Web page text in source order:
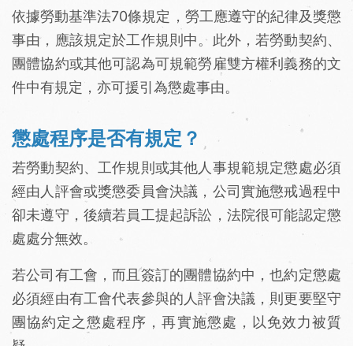
依據勞動基準法70條規定，勞工應遵守的紀律及獎懲
事由，應該規定於工作規則中。此外，若勞動契約、
團體協約或其他可認為可規範勞雇雙方權利義務的文
件中有規定，亦可援引為懲處事由。
懲處程序是否有規定？
若勞動契約、工作規則或其他人事規範規定懲處必須
經由人評會或獎懲委員會決議，公司實施懲戒過程中
卻未遵守，後續若員工提起訴訟，法院很可能認定懲
處處分無效。
若公司有工會，而且簽訂的團體協約中，也約定懲處
必須經由有工會代表參與的人評會決議，則更要堅守
團協約定之懲處程序，再實施懲處，以免效力被質